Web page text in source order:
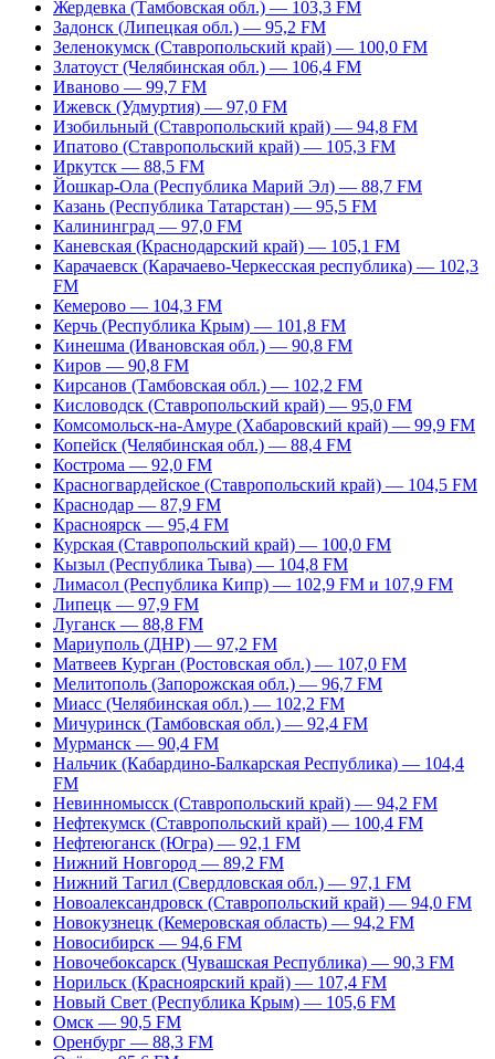
Жердевка (Тамбовская обл.) — 103,3 FM
Задонск (Липецкая обл.) — 95,2 FM
Зеленокумск (Ставропольский край) — 100,0 FM
Златоуст (Челябинская обл.) — 106,4 FM
Иваново — 99,7 FM
Ижевск (Удмуртия) — 97,0 FM
Изобильный (Ставропольский край) — 94,8 FM
Ипатово (Ставропольский край) — 105,3 FM
Иркутск — 88,5 FM
Йошкар-Ола (Республика Марий Эл) — 88,7 FM
Казань (Республика Татарстан) — 95,5 FM
Калининград — 97,0 FM
Каневская (Краснодарский край) — 105,1 FM
Карачаевск (Карачаево-Черкесская республика) — 102,3
FM
Кемерово — 104,3 FM
Керчь (Республика Крым) — 101,8 FM
Кинешма (Ивановская обл.) — 90,8 FM
Киров — 90,8 FM
Кирсанов (Тамбовская обл.) — 102,2 FM
Кисловодск (Ставропольский край) — 95,0 FM
Комсомольск-на-Амуре (Хабаровский край) — 99,9 FM
Копейск (Челябинская обл.) — 88,4 FM
Кострома — 92,0 FM
Красногвардейское (Ставропольский край) — 104,5 FM
Краснодар — 87,9 FM
Красноярск — 95,4 FM
Курская (Ставропольский край) — 100,0 FM
Кызыл (Республика Тыва) — 104,8 FM
Лимасол (Республика Кипр) — 102,9 FM и 107,9 FM
Липецк — 97,9 FM
Луганск — 88,8 FM
Мариуполь (ДНР) — 97,2 FM
Матвеев Курган (Ростовская обл.) — 107,0 FM
Мелитополь (Запорожская обл.) — 96,7 FM
Миасс (Челябинская обл.) — 102,2 FM
Мичуринск (Тамбовская обл.) — 92,4 FM
Мурманск — 90,4 FM
Нальчик (Кабардино-Балкарская Республика) — 104,4
FM
Невинномысск (Ставропольский край) — 94,2 FM
Нефтекумск (Ставропольский край) — 100,4 FM
Нефтеюганск (Югра) — 92,1 FM
Нижний Новгород — 89,2 FM
Нижний Тагил (Свердловская обл.) — 97,1 FM
Новоалександровск (Ставропольский край) — 94,0 FM
Новокузнецк (Кемеровская область) — 94,2 FM
Новосибирск — 94,6 FM
Новочебоксарск (Чувашская Республика) — 90,3 FM
Норильск (Красноярский край) — 107,4 FM
Новый Свет (Республика Крым) — 105,6 FM
Омск — 90,5 FM
Оренбург — 88,3 FM